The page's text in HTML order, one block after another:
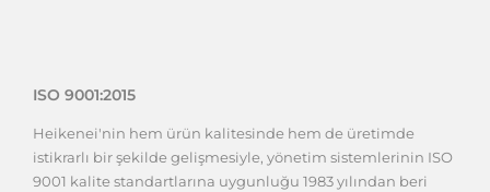
ISO 9001:2015
Heikenei'nin hem ürün kalitesinde hem de üretimde
istikrarlı bir şekilde gelişmesiyle, yönetim sistemlerinin ISO
9001 kalite standartlarına uygunluğu 1983 yılından beri